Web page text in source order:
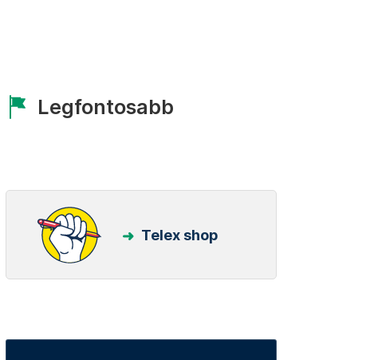
Legfontosabb
Telex shop